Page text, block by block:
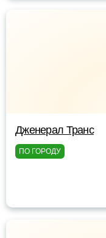
Дженерал Транс
ПО ГОРОДУ